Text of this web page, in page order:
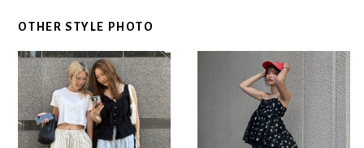
OTHER STYLE PHOTO